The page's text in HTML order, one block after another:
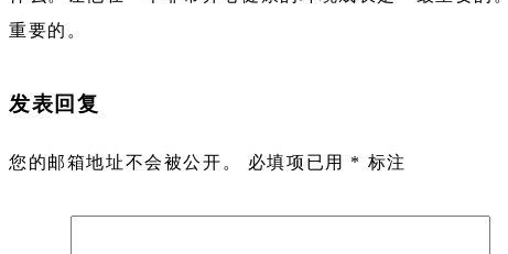
重要的。
发表回复
您的邮箱地址不会被公开。 必填项已用 * 标注